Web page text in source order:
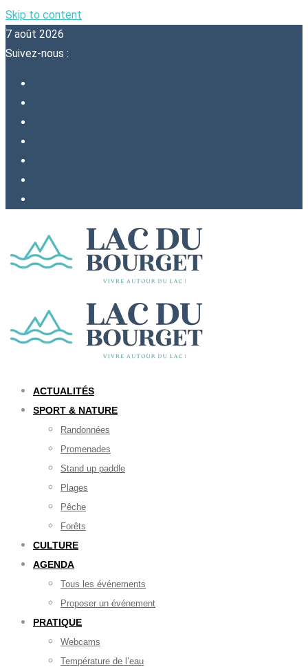
Skip to content
7 août 2026
Suivez-nous :
ACTUALITÉS
SPORT & NATURE
Randonnées
Promenades
Stand up paddle
Plages
Pêche
Forêts
CULTURE
AGENDA
Tous les événements
Proposer un événement
PRATIQUE
Webcams
Température de l’eau